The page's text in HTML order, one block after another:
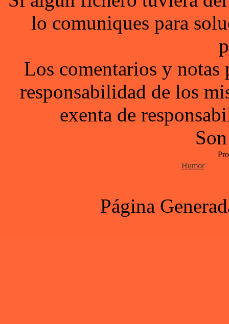
lo comuniques para
Los comentarios y notas
responsabilidad de los
exenta de
Humor
Página